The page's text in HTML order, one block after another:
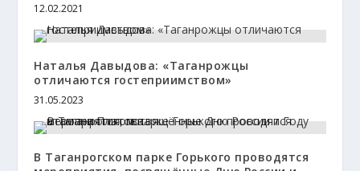
12.02.2021
Наталья Давыдова: «Таганрожцы
отличаются гостеприимством»
31.05.2023
В Таганрогском парке Горького проводятся